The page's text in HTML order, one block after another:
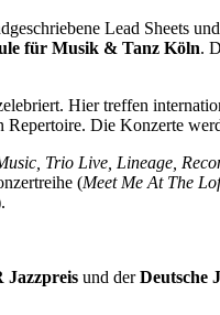
Lead Sheets
für Musik & Tanz Köln.
Hier treffen
Repertoire. Die Konzerte
Trio Live, Lineage,
(Meet Me At The
Jazzpreis und derDeutsche